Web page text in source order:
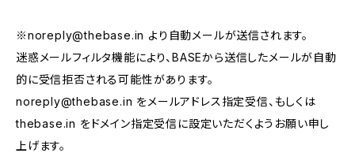
※noreply@thebase.in より自動メールが送信されます。
迷惑メールフィルタ機能により、BASEから送信したメールが自動
的に受信拒否される可能性があります。
noreply@thebase.in をメールアドレス指定受信、もしくは
thebase.in をドメイン指定受信に設定いただくようお願い申し
上げます。